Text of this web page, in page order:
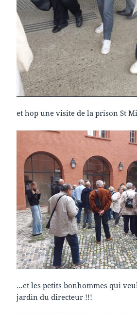
et hop une visite de la prison St
…et les petits bonhommes qui
jardin du directeur !!!